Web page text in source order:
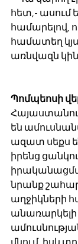
հետ,- ասում
համարելով,
համատեղ
առնվազն
Պոմպեոսի
են
ազատ սեքս
իրենց
նրանք
աղջիկների